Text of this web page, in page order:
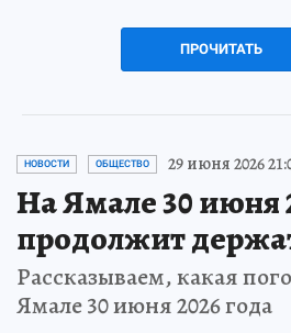
ПРОЧИТАТЬ
НОВОСТИ ОБЩЕСТВО 29 июня 2026
На Ямале 30 июня
продолжит
Рассказываем, какая
Ямале 30 июня 2026 года